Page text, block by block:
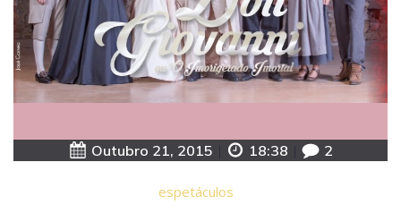
Outubro 21, 2015 18:38 2
espetáculos